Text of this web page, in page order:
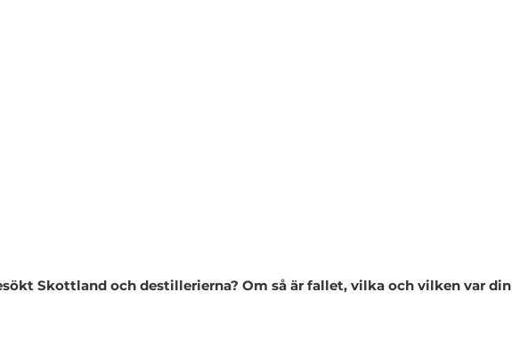
Skottland och destillerierna? Om så är fallet, vilka och vilken var